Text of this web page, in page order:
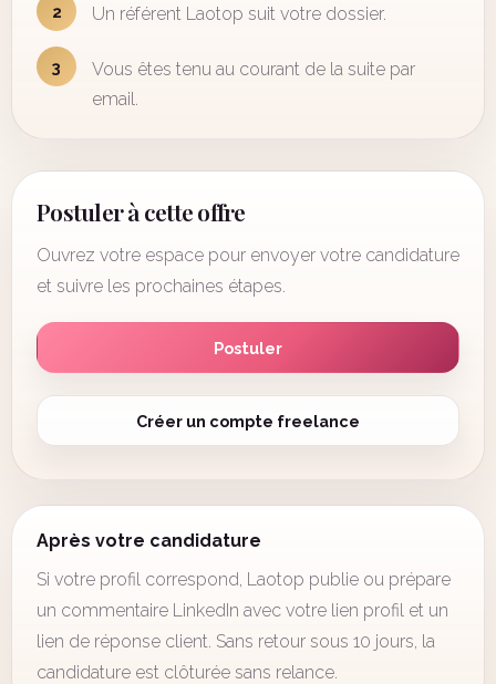
2 Un référent Laotop suit votre dossier.
3
Vous êtes tenu au courant de la suite par
email.
Postuler à cette offre
Ouvrez votre espace pour envoyer votre candidature
et suivre les prochaines étapes.
Postuler
Créer un compte freelance
Après votre candidature
Si votre profil correspond, Laotop publie ou prépare
un commentaire LinkedIn avec votre lien profil et un
lien de réponse client. Sans retour sous 10 jours, la
candidature est clôturée sans relance.